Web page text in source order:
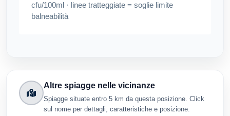
cfu/100ml · linee tratteggiate = soglie limite
balneabilità
Altre spiagge nelle vicinanze
Spiagge situate entro 5 km da questa posizione. Click
sul nome per dettagli, caratteristiche e posizione.